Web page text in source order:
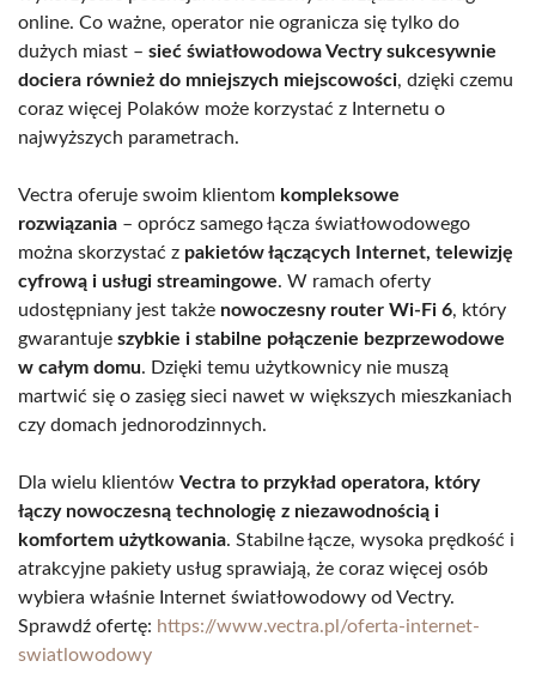
online. Co ważne, operator nie ogranicza się tylko do
dużych miast – sieć światłowodowa Vectry sukcesywnie
dociera również do mniejszych miejscowości, dzięki czemu
coraz więcej Polaków może korzystać z Internetu o
najwyższych parametrach.
Vectra oferuje swoim klientom kompleksowe
rozwiązania – oprócz samego łącza światłowodowego
można skorzystać z pakietów łączących Internet, telewizję
cyfrową i usługi streamingowe. W ramach oferty
udostępniany jest także nowoczesny router Wi-Fi 6, który
gwarantuje szybkie i stabilne połączenie bezprzewodowe
w całym domu. Dzięki temu użytkownicy nie muszą
martwić się o zasięg sieci nawet w większych mieszkaniach
czy domach jednorodzinnych.
Dla wielu klientów Vectra to przykład operatora, który
łączy nowoczesną technologię z niezawodnością i
komfortem użytkowania. Stabilne łącze, wysoka prędkość i
atrakcyjne pakiety usług sprawiają, że coraz więcej osób
wybiera właśnie Internet światłowodowy od Vectry.
Sprawdź ofertę: https://www.vectra.pl/oferta-internet-
swiatlowodowy